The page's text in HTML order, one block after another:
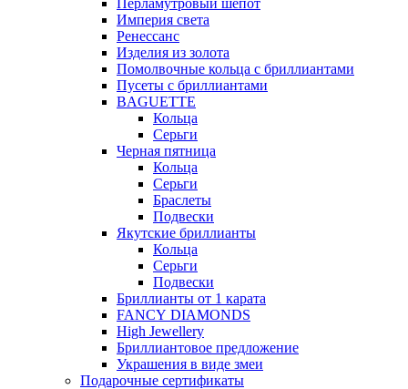
Перламутровый шепот
Империя света
Ренессанс
Изделия из золота
Помолвочные кольца с бриллиантами
Пусеты с бриллиантами
BAGUETTE
Кольца
Серьги
Черная пятница
Кольца
Серьги
Браслеты
Подвески
Якутские бриллианты
Кольца
Серьги
Подвески
Бриллианты от 1 карата
FANCY DIAMONDS
High Jewellery
Бриллиантовое предложение
Украшения в виде змеи
Подарочные сертификаты